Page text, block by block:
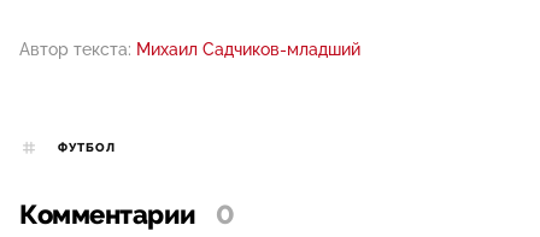
Автор текста: Михаил Садчиков-младший
ФУТБОЛ
Комментарии 0